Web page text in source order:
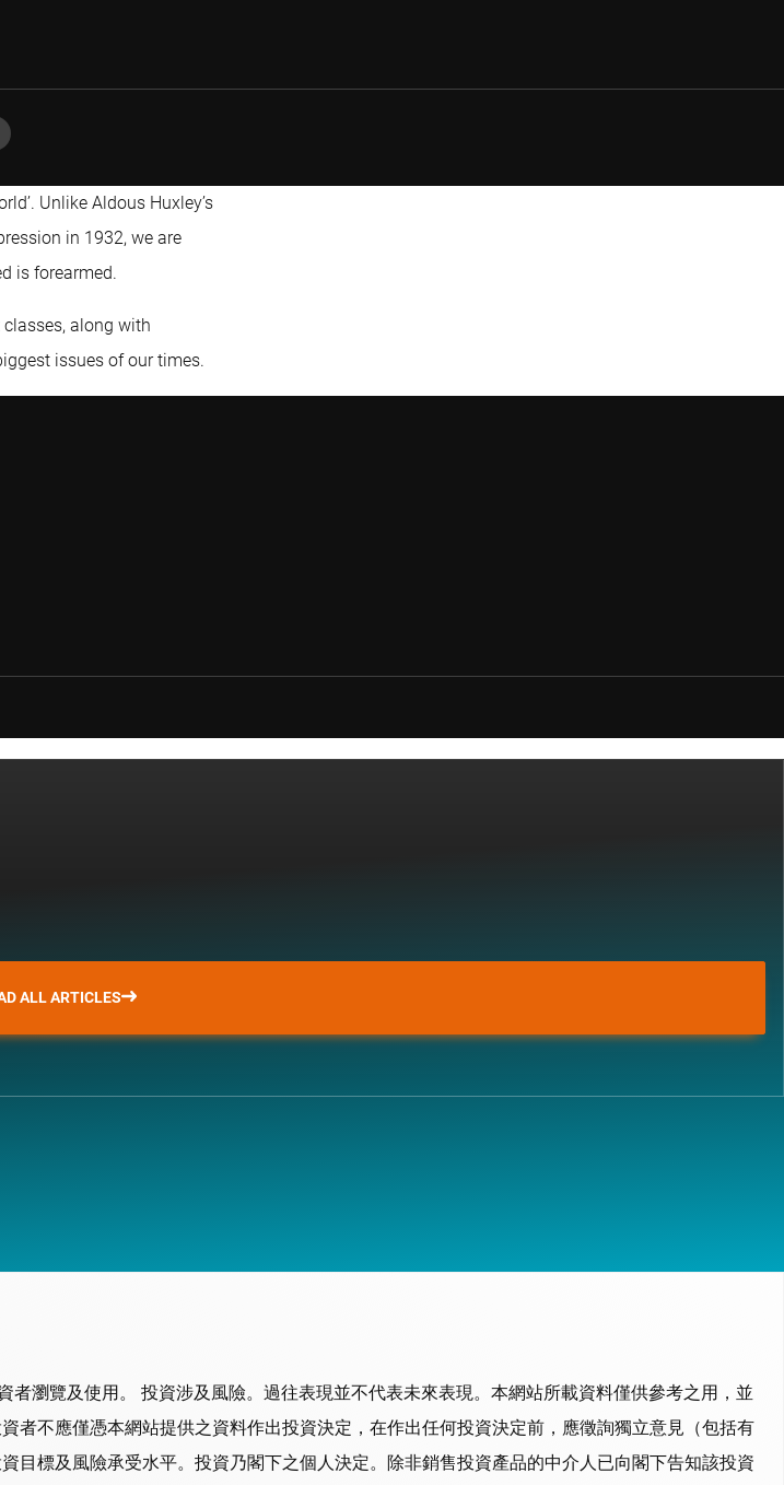
Unlike Aldous Huxley’s
in 1932, we are
is forearmed.
along with
issues of our times.
ALL ARTICLES
瀏覽及使用。 投資涉及風險。過往表現並不代表未來表現。本網站所載資料僅供參考之用，並
者不應僅憑本網站提供之資料作出投資決定，在作出任何投資決定前，應徵詢獨立意見（包括有
標及風險承受水平。投資乃閣下之個人決定。除非銷售投資產品的中介人已向閣下告知該投資